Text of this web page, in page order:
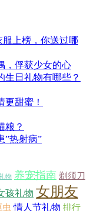
服上榜，你送过哪
，俘获少女的心
生日礼物有哪些？
甜蜜！
粮？
”热射病”
物 养宠指南 剃须刀
孩礼物 女朋友
虫 情人节礼物 排行